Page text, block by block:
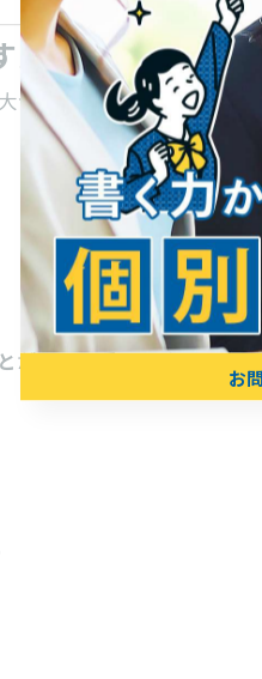
力」をつける
切なのがここです。
がとても重要です。
お
お